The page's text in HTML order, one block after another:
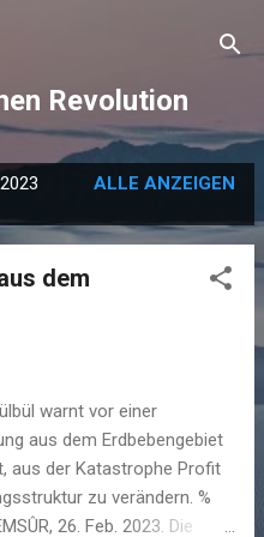
Revolution
ALLE ANZEIGEN
dem
warnt vor einer
aus dem Erdbebengebiet
aus der Katastrophe Profit
zu verändern. %
26. Feb. 2023. Die